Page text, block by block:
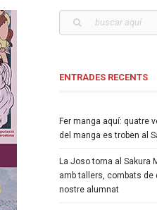
ENTRADES RECENTS
Fer manga aquí: quatre
del manga es troben al
La Joso torna al Sakura
amb tallers, combats de
nostre alumnat